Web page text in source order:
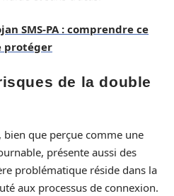
SMS-PA : comprendre ce
protéger
de la double
que perçue comme une
présente aussi des
problématique réside dans la
aux processus de connexion.